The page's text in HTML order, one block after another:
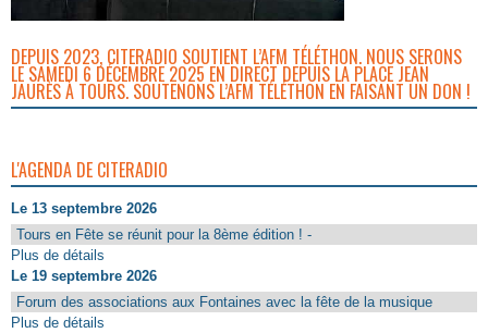
DEPUIS 2023, CITERADIO SOUTIENT L’AFM TÉLÉTHON. NOUS SERONS
LE SAMEDI 6 DÉCEMBRE 2025 EN DIRECT DEPUIS LA PLACE JEAN
JAURÈS À TOURS. SOUTENONS L’AFM TÉLÉTHON EN FAISANT UN DON !
L'AGENDA DE CITERADIO
Le 13 septembre 2026
Tours en Fête se réunit pour la 8ème édition ! -
Plus de détails
Le 19 septembre 2026
Forum des associations aux Fontaines avec la fête de la musique
Plus de détails